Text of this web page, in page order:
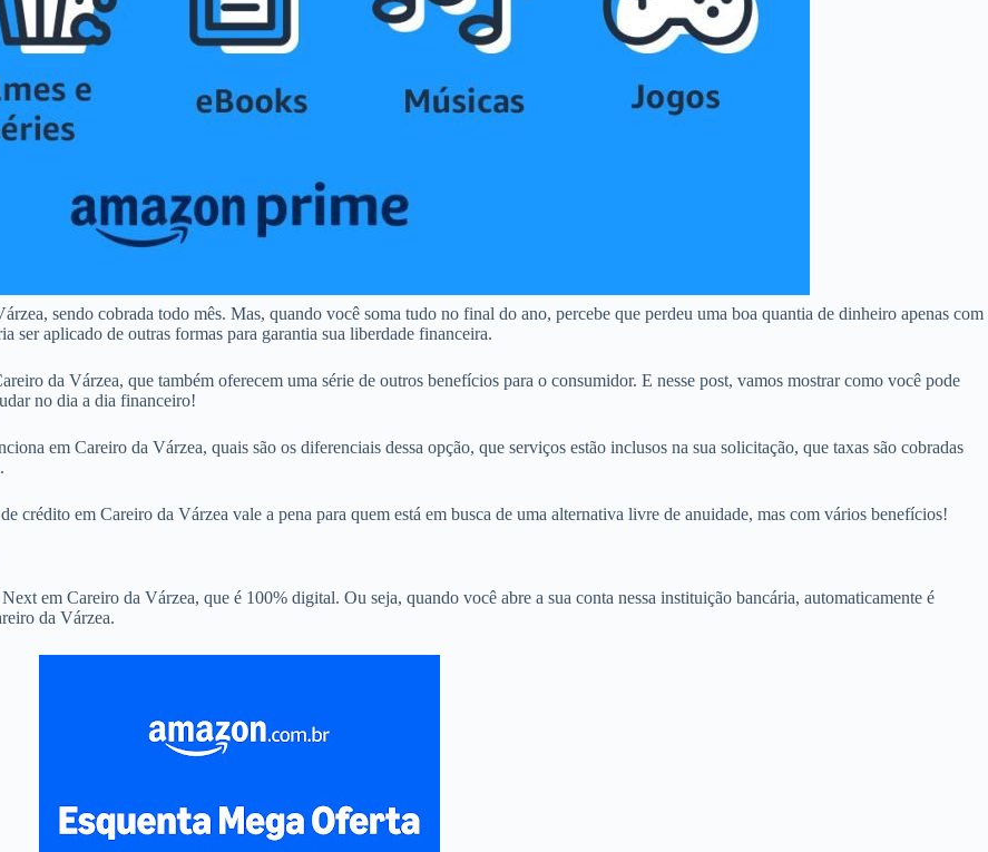
sendo cobrada todo mês. Mas, quando você soma tudo no final do ano, percebe que perdeu uma boa quantia de dinheiro apenas com
ser aplicado de outras formas para garantia sua liberdade financeira.
da Várzea, que também oferecem uma série de outros benefícios para o consumidor. E nesse post, vamos mostrar como você pode
no dia a dia financeiro!
em Careiro da Várzea, quais são os diferenciais dessa opção, que serviços estão inclusos na sua solicitação, que taxas são cobradas
crédito em Careiro da Várzea vale a pena para quem está em busca de uma alternativa livre de anuidade, mas com vários benefícios!
em Careiro da Várzea, que é 100% digital. Ou seja, quando você abre a sua conta nessa instituição bancária, automaticamente é
da Várzea.